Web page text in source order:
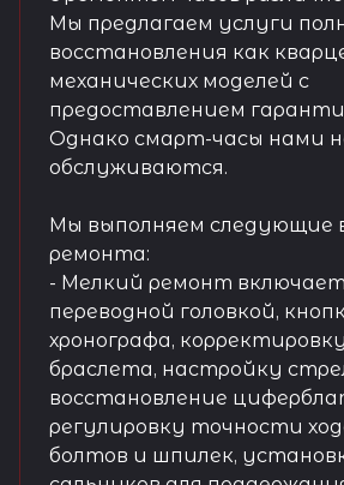
Мы предлагаем услуги
восстановления как
механических моделей с
предоставлением
Однако смарт-часы нами
обслуживаются.
Мы выполняем следующие
ремонта:
- Мелкий ремонт
переводной головкой,
хронографа,
браслета, настройку
восстановление
регулировку точности
болтов и шпилек,